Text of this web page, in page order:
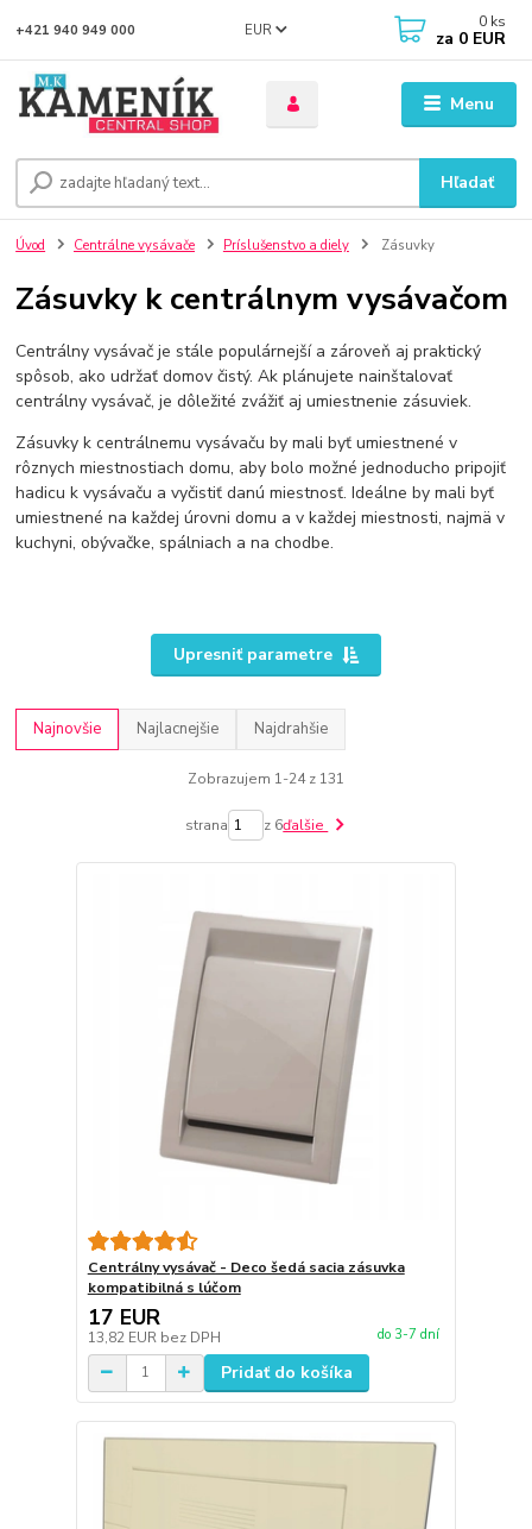
Menu
EUR
Hľadať
+421 940 949 000 0 ks
za 0 EUR
Úvod Centrálne vysávače Príslušenstvo a diely Zásuvky
Zásuvky k centrálnym vysávačom
Centrálny vysávač je stále populárnejší a zároveň aj praktický
spôsob, ako udržať domov čistý. Ak plánujete nainštalovať
centrálny vysávač, je dôležité zvážiť aj umiestnenie zásuviek.
Zásuvky k centrálnemu vysávaču by mali byť umiestnené v
rôznych miestnostiach domu, aby bolo možné jednoducho pripojiť
hadicu k vysávaču a vyčistiť danú miestnosť. Ideálne by mali byť
umiestnené na každej úrovni domu a v každej miestnosti, najmä v
kuchyni, obývačke, spálniach a na chodbe.
Upresniť parametre
Najnovšie Najlacnejšie Najdrahšie
Zobrazujem 1-24 z 131
strana z 6ďalšie
Centrálny vysávač - Deco šedá sacia zásuvka
kompatibilná s lúčom
17 EUR
13,82 EUR bez DPH do 3-7 dní
Pridať do košíka